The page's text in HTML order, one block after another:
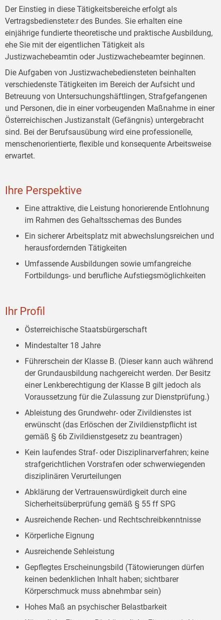
Der Einstieg in diese Tätigkeitsbereiche erfolgt als
Vertragsbedienstete:r des Bundes. Sie erhalten eine
einjährige fundierte theoretische und praktische Ausbildung,
ehe Sie mit der eigentlichen Tätigkeit als
Justizwachebeamtin oder Justizwachebeamter beginnen.
Die Aufgaben von Justizwachebediensteten beinhalten
verschiedenste Tätigkeiten im Bereich der Aufsicht und
Betreuung von Untersuchungshäftlingen, Strafgefangenen
und Personen, die in einer vorbeugenden Maßnahme in einer
Österreichischen Justizanstalt (Gefängnis) untergebracht
sind. Bei der Berufsausübung wird eine professionelle,
menschenorientierte, flexible und konsequente Arbeitsweise
erwartet.
Ihre Perspektive
Eine attraktive, die Leistung honorierende Entlohnung
im Rahmen des Gehaltsschemas des Bundes
Ein sicherer Arbeitsplatz mit abwechslungsreichen und
herausfordernden Tätigkeiten
Umfassende Ausbildungen sowie umfangreiche
Fortbildungs- und berufliche Aufstiegsmöglichkeiten
Ihr Profil
Österreichische Staatsbürgerschaft
Mindestalter 18 Jahre
Führerschein der Klasse B. (Dieser kann auch während
der Grundausbildung nachgereicht werden. Der Besitz
einer Lenkberechtigung der Klasse B gilt jedoch als
Voraussetzung für die Zulassung zur Dienstprüfung.)
Ableistung des Grundwehr- oder Zivildienstes ist
erwünscht (das Erlöschen der Zivildienstpflicht ist
gemäß § 6b Zivildienstgesetz zu beantragen)
Kein laufendes Straf- oder Disziplinarverfahren; keine
strafgerichtlichen Vorstrafen oder schwerwiegenden
disziplinären Verurteilungen
Abklärung der Vertrauenswürdigkeit durch eine
Sicherheitsüberprüfung gemäß § 55 ff SPG
Ausreichende Rechen- und Rechtschreibkenntnisse
Körperliche Eignung
Ausreichende Sehleistung
Gepflegtes Erscheinungsbild (Tätowierungen dürfen
keinen bedenklichen Inhalt haben; sichtbarer
Körperschmuck muss abnehmbar sein)
Hohes Maß an psychischer Belastbarkeit